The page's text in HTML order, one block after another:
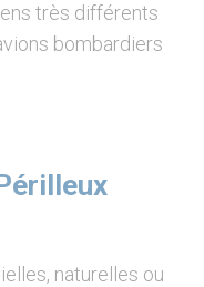
très différents
bombardiers
naturelles ou